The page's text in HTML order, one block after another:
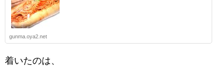
gunma.oya2.net
着いたのは、